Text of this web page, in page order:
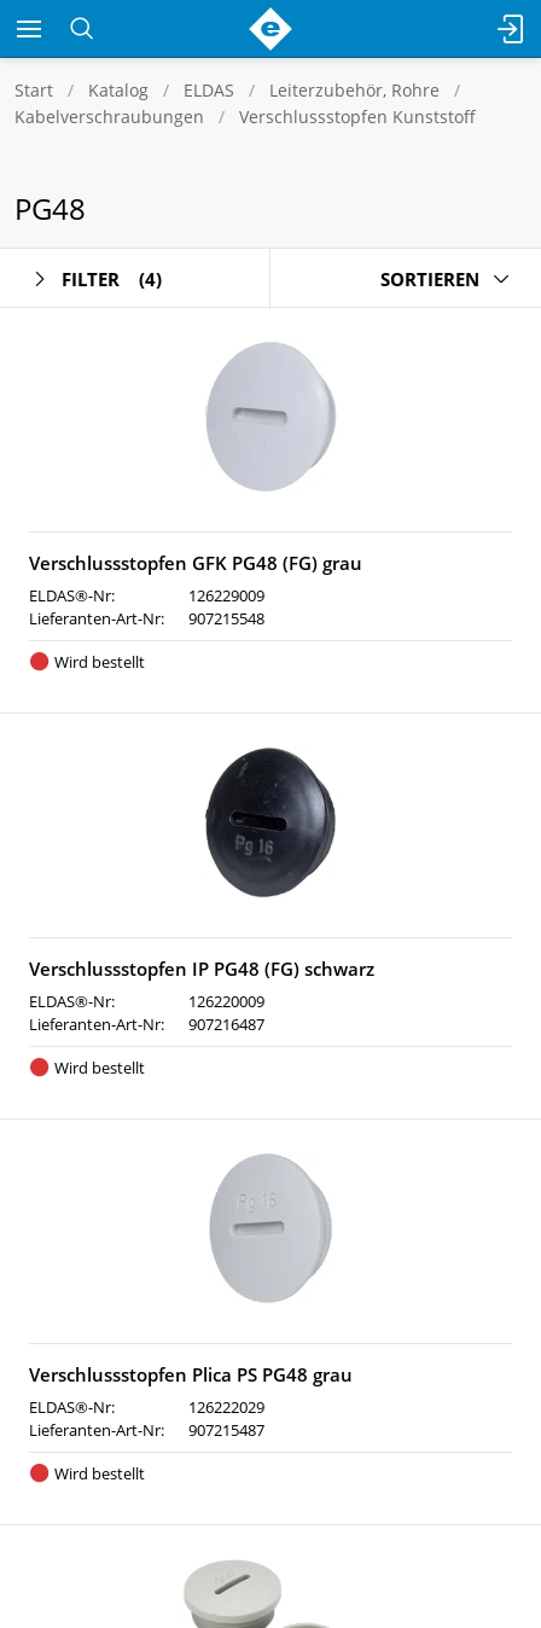
Start Katalog ELDAS
Leiterzubehör, Rohre
Kabelverschraubungen
Verschlussstopfen Kunststoff
PG48
FILTER (4) SORTIEREN
Verschlussstopfen GFK PG48 (FG) grau
ELDAS®-Nr:
126229009
Lieferanten-Art-Nr:
907215548
Wird bestellt
Verschlussstopfen IP PG48 (FG) schwarz
ELDAS®-Nr:
126220009
Lieferanten-Art-Nr:
907216487
Wird bestellt
Verschlussstopfen Plica PS PG48 grau
ELDAS®-Nr:
126222029
Lieferanten-Art-Nr:
907215487
Wird bestellt